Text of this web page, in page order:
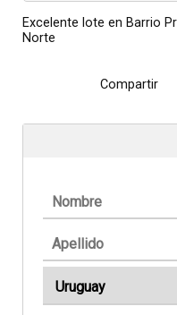
Excelente lote en Barrio
Norte
Compartir